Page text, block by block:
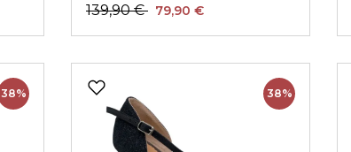
139,90 € 79,90 €
38% 38%